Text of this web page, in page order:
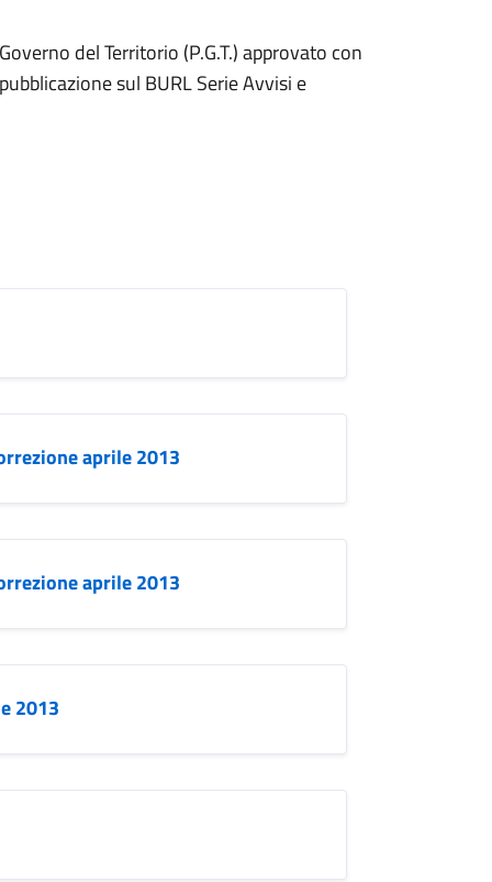
del Territorio (P.G.T.) approvato con
sul BURL Serie Avvisi e
aprile 2013
aprile 2013
2013